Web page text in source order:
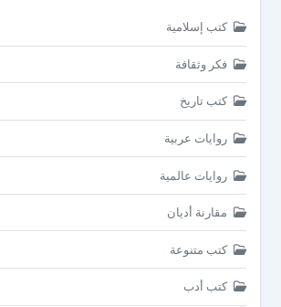
كتب إسلامية
فكر وثقافة
كتب تاريخ
روايات عربية
روايات عالمية
مقارنة أديان
كتب متنوعة
كتب أدب